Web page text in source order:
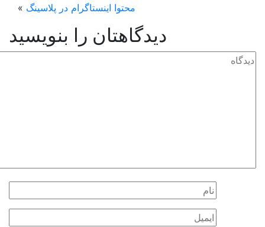
محتوا اینستاگرام در پلاسینگ»
دیدگاهتان را بنویسید